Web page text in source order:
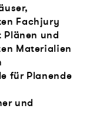
Fachjury
und
Materialien
für Planende
und